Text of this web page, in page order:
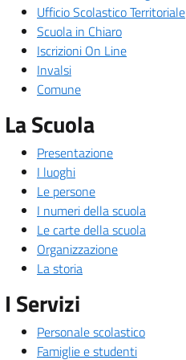
Ufficio Scolastico Territoriale
Scuola in Chiaro
Iscrizioni On Line
Invalsi
Comune
La Scuola
Presentazione
I luoghi
Le persone
I numeri della scuola
Le carte della scuola
Organizzazione
La storia
I Servizi
Personale scolastico
Famiglie e studenti